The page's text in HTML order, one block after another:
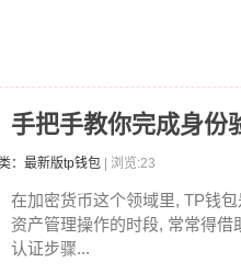
把手教你完成身份
：最新版tp钱包 | 浏览:23
在加密货币这个领域里, TP钱
资产管理操作的时段, 常常得
认证步骤...